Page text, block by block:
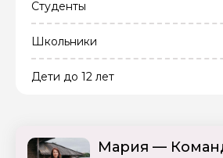
Студенты
Школьники
Дети до 12 лет
Мария —